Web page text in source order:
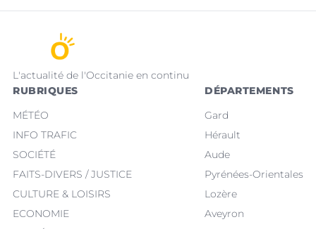
L'actualité de l'Occitanie en continu
RUBRIQUES
MÉTÉO
INFO TRAFIC
SOCIÉTÉ
FAITS-DIVERS / JUSTICE
CULTURE & LOISIRS
ECONOMIE
DÉPARTEMENTS
Gard
Hérault
Aude
Pyrénées-Orientales
Lozère
Aveyron